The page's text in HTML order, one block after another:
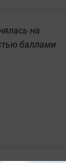
на
баллами